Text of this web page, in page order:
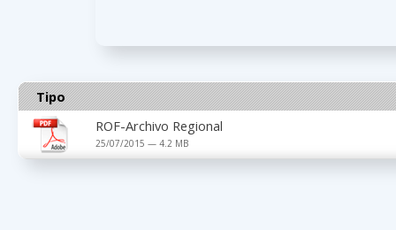
Tipo
ROF-Archivo Regional
25/07/2015 — 4.2 MB